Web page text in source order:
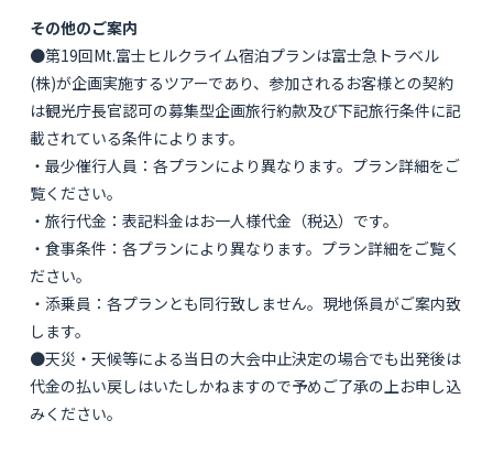
その他のご案内
●第19回Mt.富士ヒルクライム宿泊プランは富士急トラベル
(株)が企画実施するツアーであり、参加されるお客様との契約
は観光庁長官認可の募集型企画旅行約款及び下記旅行条件に記
載されている条件によります。
・最少催行人員：各プランにより異なります。プラン詳細をご
覧ください。
・旅行代金：表記料金はお一人様代金（税込）です。
・食事条件：各プランにより異なります。プラン詳細をご覧く
ださい。
・添乗員：各プランとも同行致しません。現地係員がご案内致
します。
●天災・天候等による当日の大会中止決定の場合でも出発後は
代金の払い戻しはいたしかねますので予めご了承の上お申し込
みください。